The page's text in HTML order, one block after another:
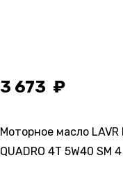
3 673
Моторное масло LAVR
QUADRO 4Т 5W40 SM